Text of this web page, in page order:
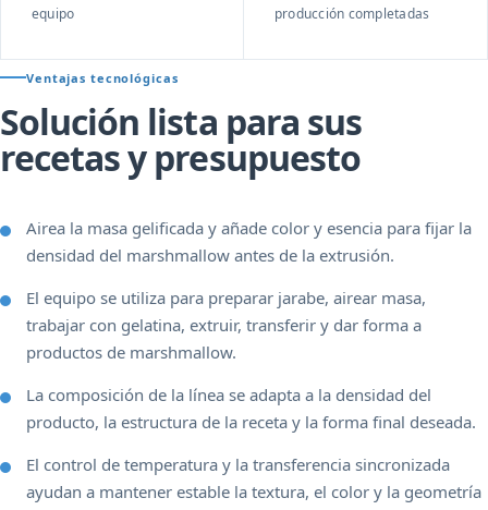
equipo
producción completadas
Ventajas tecnológicas
Solución lista para sus
recetas y presupuesto
Airea la masa gelificada y añade color y esencia para fijar la
densidad del marshmallow antes de la extrusión.
El equipo se utiliza para preparar jarabe, airear masa,
trabajar con gelatina, extruir, transferir y dar forma a
productos de marshmallow.
La composición de la línea se adapta a la densidad del
producto, la estructura de la receta y la forma final deseada.
El control de temperatura y la transferencia sincronizada
ayudan a mantener estable la textura, el color y la geometría